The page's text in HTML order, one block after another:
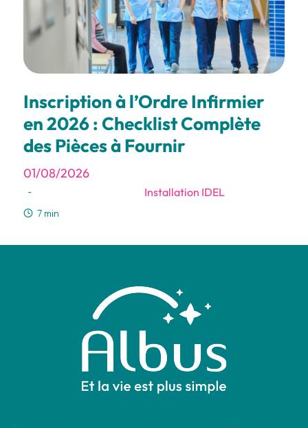
Inscription à l’Ordre Infirmier
en 2026 : Checklist Complète
des Pièces à Fournir
01/08/2026
- Installation IDEL
7 min